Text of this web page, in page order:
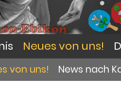
Neues von uns!
von uns! News nach